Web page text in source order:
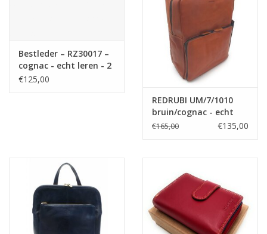
Bestleder – RZ30017 –
cognac - echt leren - 2
in 1 - schoudertas –
rugzak - stevig - hoge
€125,00
REDRUBI UM/7/1010
bruin/cognac - echt
leren - rugzak –
laptoptas- stevig -
€135,00